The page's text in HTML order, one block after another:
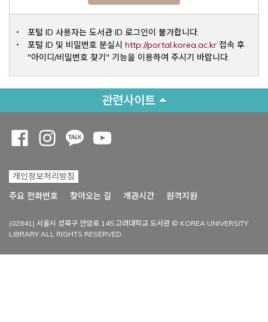
포털 ID 사용자는 도서관 ID 로그인이 불가합니다.
포털 ID 및 비밀번호 분실시 http://portal.korea.ac.krOpens a
접속 후
"아이디/비밀번호 찾기" 기능을 이용하여 주시기 바랍니다.
관련사이트
개인정보처리방침
주요 전화번호
찾아오는 길 개관시간 원격지원
(02841) 서울시 성북구 안암로 145 고려대학교 도서관 © KOREA UNIVERSITY
LIBRARY ALL RIGHTS RESERVED.
Opens a new window
Opens a new window
Opens a new window